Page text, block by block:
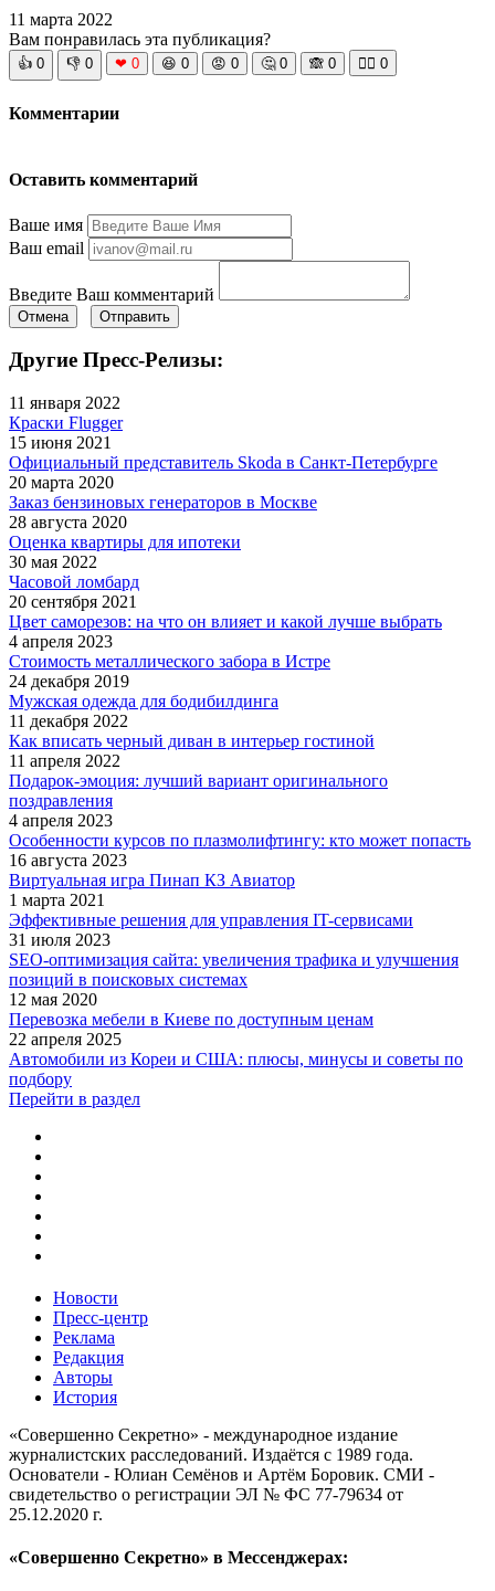
11 марта 2022
Вам понравилась эта публикация?
👍 0 👎 0 ❤ 0 😆 0 😡 0 🤔 0 🙈 0 🧘‍♀️ 0
Комментарии
Оставить комментарий
Ваше имя
Ваш email
Введите Ваш комментарий
Отмена Отправить
Другие Пресс-Релизы:
11 января 2022
Краски Flugger
15 июня 2021
Официальный представитель Skoda в Санкт-Петербурге
20 марта 2020
Заказ бензиновых генераторов в Москве
28 августа 2020
Оценка квартиры для ипотеки
30 мая 2022
Часовой ломбард
20 сентября 2021
Цвет саморезов: на что он влияет и какой лучше выбрать
4 апреля 2023
Стоимость металлического забора в Истре
24 декабря 2019
Мужская одежда для бодибилдинга
11 декабря 2022
Как вписать черный диван в интерьер гостиной
11 апреля 2022
Подарок-эмоция: лучший вариант оригинального
поздравления
4 апреля 2023
Особенности курсов по плазмолифтингу: кто может попасть
16 августа 2023
Виртуальная игра Пинап КЗ Авиатор
1 марта 2021
Эффективные решения для управления IT-сервисами
31 июля 2023
SEO-оптимизация сайта: увеличения трафика и улучшения
позиций в поисковых системах
12 мая 2020
Перевозка мебели в Киеве по доступным ценам
22 апреля 2025
Автомобили из Кореи и США: плюсы, минусы и советы по
подбору
Перейти в раздел
Новости
Пресс-центр
Реклама
Редакция
Авторы
История
«Совершенно Секретно» - международное издание
журналистских расследований. Издаётся с 1989 года.
Основатели - Юлиан Семёнов и Артём Боровик. CМИ -
свидетельство о регистрации ЭЛ № ФС 77-79634 от
25.12.2020 г.
«Совершенно Секретно» в Мессенджерах: